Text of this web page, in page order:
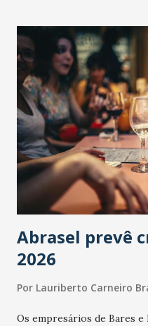
Abrasel prevê
2026
Por Lauriberto Carneiro
Os empresários de Bares e